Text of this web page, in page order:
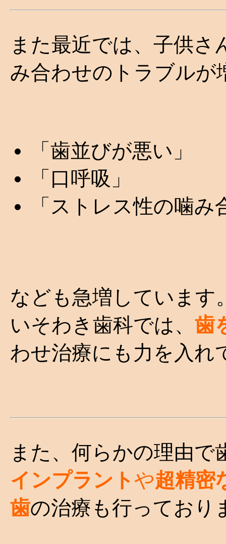
また最近では、子供さ
み合わせのトラブルが
「歯並びが悪い」
「口呼吸」
「ストレス性の噛み
なども急増しています
いそわき歯科では、 歯
わせ治療にも力を入れ
また、何らかの理由で
インプラントや超精密
歯の治療も行っており